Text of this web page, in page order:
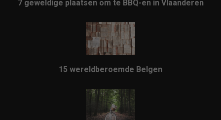
7 geweldige plaatsen om te BBQ-en in Vlaanderen
15 wereldberoemde Belgen